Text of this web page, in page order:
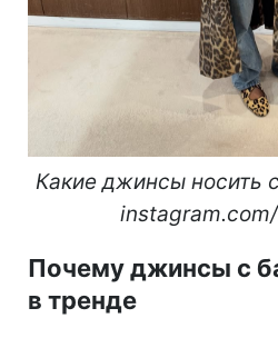
Какие джинсы носить
Почему джинсы с
в тренде